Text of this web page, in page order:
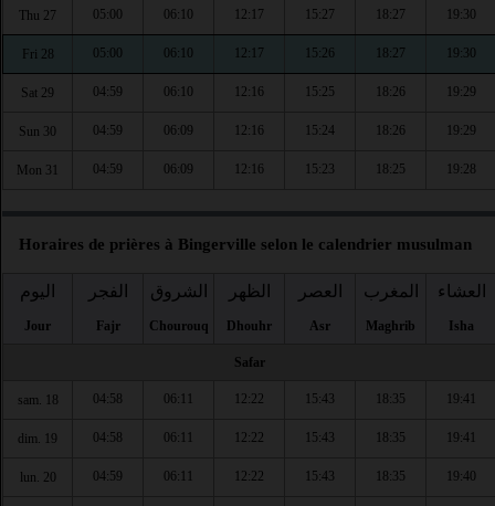
Thu 27 05:00 06:10 12:17 15:27 18:27 19:30
Fri 28 05:00 06:10 12:17 15:26 18:27 19:30
Sat 29 04:59 06:10 12:16 15:25 18:26 19:29
Sun 30 04:59 06:09 12:16 15:24 18:26 19:29
Mon 31 04:59 06:09 12:16 15:23 18:25 19:28
Horaires de prières à Bingerville selon le calendrier musulman
اليوم
Jour
الفجر
Fajr
الشروق
Chourouq
الظهر
Dhouhr
العصر
Asr
المغرب
Maghrib
العشاء
Isha
Safar
sam. 18 04:58 06:11 12:22 15:43 18:35 19:41
dim. 19 04:58 06:11 12:22 15:43 18:35 19:41
lun. 20 04:59 06:11 12:22 15:43 18:35 19:40